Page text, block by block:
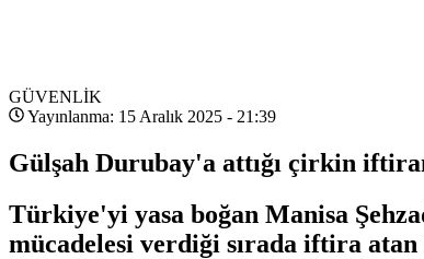
GÜVENLİK
Yayınlanma: 15 Aralık 2025 - 21:39
Gülşah Durubay'a attığı çirkin
Türkiye'yi yasa boğan Manisa
mücadelesi verdiği sırada iftira